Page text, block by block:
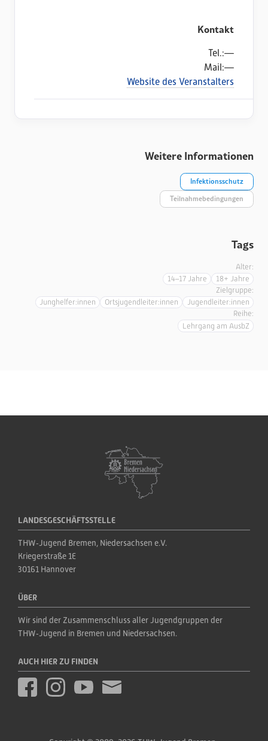
Kontakt
Tel.:—
Mail:—
Website des Veranstalters
Weitere Informationen
Infektionsschutz
Teilnahmebedingungen
Tags
Alter:
14–17 Jahre
18+ Jahre
Zielgruppe:
Junghelfer:innen
Ortsjugendleiter:innen
Jugendleiter:innen
Reihe:
Lehrgang am AusbZ
LANDESGESCHÄFTSSTELLE
THW‑Jugend Bremen, Niedersachsen e.V.
Kriegerstraße 1E
30161 Hannover
ÜBER
Wir sind der Zusammenschluss aller Jugendgruppen der
THW‑Jugend in Bremen und Niedersachsen.
AUCH HIER ZU FINDEN